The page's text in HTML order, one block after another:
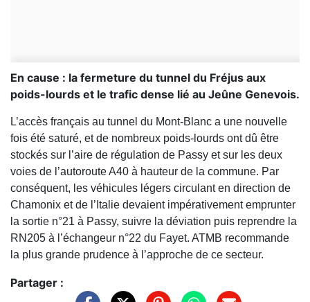
En cause : la fermeture du tunnel du Fréjus aux
poids-lourds et le trafic dense lié au Jeûne Genevois.
L’accès français au tunnel du Mont-Blanc a une nouvelle
fois été saturé, et de nombreux poids-lourds ont dû être
stockés sur l’aire de régulation de Passy et sur les deux
voies de l’autoroute A40 à hauteur de la commune. Par
conséquent, les véhicules légers circulant en direction de
Chamonix et de l’Italie devaient impérativement emprunter
la sortie n°21 à Passy, suivre la déviation puis reprendre la
RN205 à l’échangeur n°22 du Fayet. ATMB recommande
la plus grande prudence à l’approche de ce secteur.
Partager :